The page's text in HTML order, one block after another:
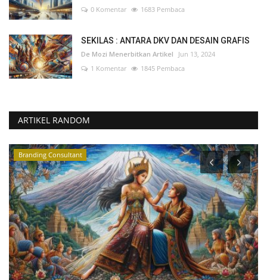
0 Komentar 1683 Pembaca
SEKILAS : ANTARA DKV DAN DESAIN GRAFIS
De Mozi Menerbitkan Artikel
Jun 13, 2024
1 Komentar
1845 Pembaca
ARTIKEL RANDOM
Branding Consultant